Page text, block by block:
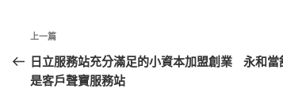
文
章
導
上
一
篇
上一篇
日立服務站充分滿足的小資本加盟創業
是客戶聲寶服務站
永和當